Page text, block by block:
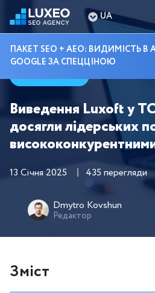
UA
ПАКЕТ SEO + AEO: ВИДИМІСТЬ В
GOOGLE ЗА СПЕЦЦІНОЮ
Кейси
Виведення Luxoft у
досягли лідерських
13 Січня 2025 435 перегляди
Dmytro Kovshun
Редактор
Зміст